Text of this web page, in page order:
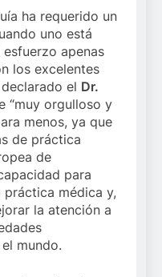
ha requerido un
uno está
apenas
los excelentes
el Dr.
“muy orgulloso y
menos, ya que
de práctica
de
para
médica y,
la atención a
mundo.